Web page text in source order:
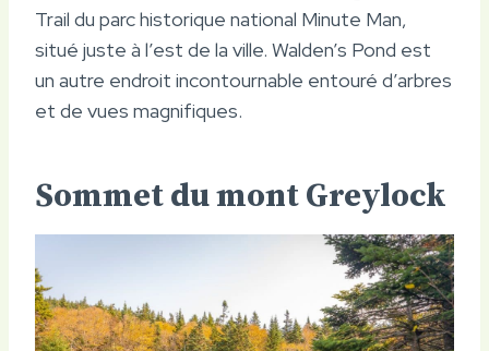
Trail du parc historique national Minute Man,
situé juste à l’est de la ville. Walden’s Pond est
un autre endroit incontournable entouré d’arbres
et de vues magnifiques.
Sommet du mont Greylock